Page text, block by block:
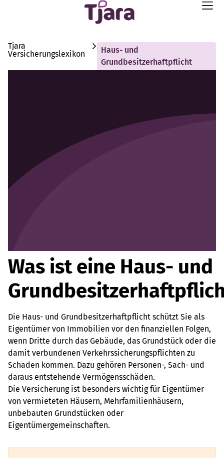
Tjara
Versicherungslexikon
Haus- und
Grundbesitzerhaftpflicht
Was ist eine Haus- und
Die Haus- und Grundbesitzerhaftpflicht schützt Sie als
Eigentümer von Immobilien vor den finanziellen Folgen,
wenn Dritte durch das Gebäude, das Grundstück oder die
damit verbundenen Verkehrssicherungspflichten zu
Schaden kommen. Dazu gehören Personen-, Sach- und
daraus entstehende Vermögensschäden.
Die Versicherung ist besonders wichtig für Eigentümer
von vermieteten Häusern, Mehrfamilienhäusern,
unbebauten Grundstücken oder
Eigentümergemeinschaften.